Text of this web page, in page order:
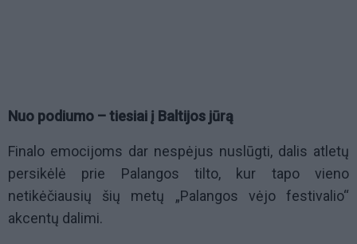
Nuo podiumo – tiesiai į Baltijos jūrą
Finalo emocijoms dar nespėjus nuslūgti, dalis atletų
persikėlė prie Palangos tilto, kur tapo vieno
netikėčiausių šių metų „Palangos vėjo festivalio“
akcentų dalimi.